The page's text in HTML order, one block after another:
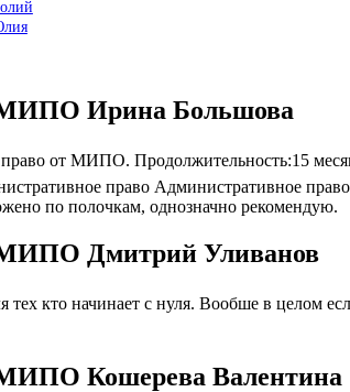
МИПО Ирина Большова
право от МИПО. Продолжительность:15
право Административное
по полочкам, однозначно рекомендую.
МИПО Дмитрий Уливанов
тех кто начинает с нуля. Вообше в целом
МИПО Кошерева Валентина